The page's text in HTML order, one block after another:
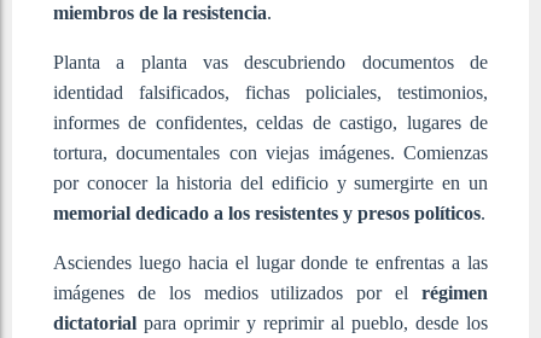
miembros de la resistencia.
Planta a planta vas descubriendo documentos de
identidad falsificados, fichas policiales, testimonios,
informes de confidentes, celdas de castigo, lugares de
tortura, documentales con viejas imágenes. Comienzas
por conocer la historia del edificio y sumergirte en un
memorial dedicado a los resistentes y presos políticos.
Asciendes luego hacia el lugar donde te enfrentas a las
imágenes de los medios utilizados por el régimen
dictatorial para oprimir y reprimir al pueblo, desde los